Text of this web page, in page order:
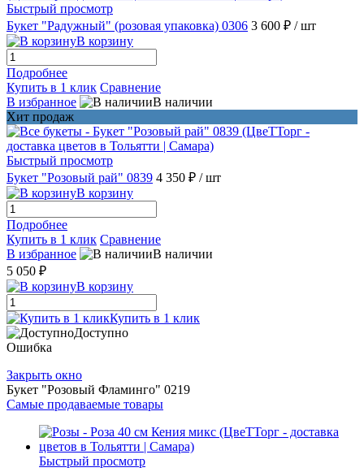
Быстрый просмотр
Букет "Радужный" (розовая упаковка) 0306 3 600 ₽ / шт
В корзину
Подробнее
Купить в 1 клик Сравнение
В избранное
В наличии
Хит продаж
Быстрый просмотр
Букет "Розовый рай" 0839 4 350 ₽ / шт
В корзину
Подробнее
Купить в 1 клик Сравнение
В избранное
В наличии
5 050 ₽
В корзину
Купить в 1 клик
Доступно
Ошибка
Закрыть окно
Букет "Розовый Фламинго" 0219
Самые продаваемые товары
Быстрый просмотр